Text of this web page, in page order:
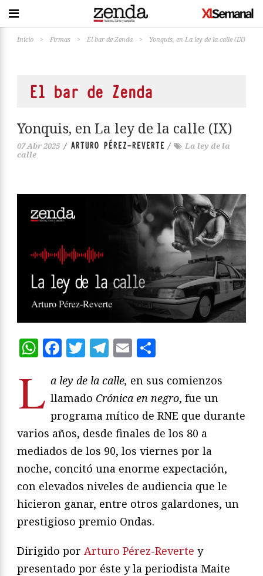
Inicio > Firmas > El bar de Zenda > Yonquis, en La ley de la calle (IX)
El bar de Zenda
Yonquis, en La ley de la calle (IX)
07 Abr 2025 / ARTURO PÉREZ-REVERTE /
La ley de la
calle
WhatsApp
Facebook
Twitter
Telegram
Email
L a ley de la calle, en sus comienzos
llamado Crónica en negro, fue un
programa mítico de RNE que durante
varios años, desde finales de los 80 a
mediados de los 90, los viernes por la
noche, concitó una enorme expectación,
con elevados niveles de audiencia que le
hicieron ganar, entre otros galardones, un
prestigioso premio Ondas.
Dirigido por Arturo Pérez-Reverte y
presentado por éste y la periodista Maite